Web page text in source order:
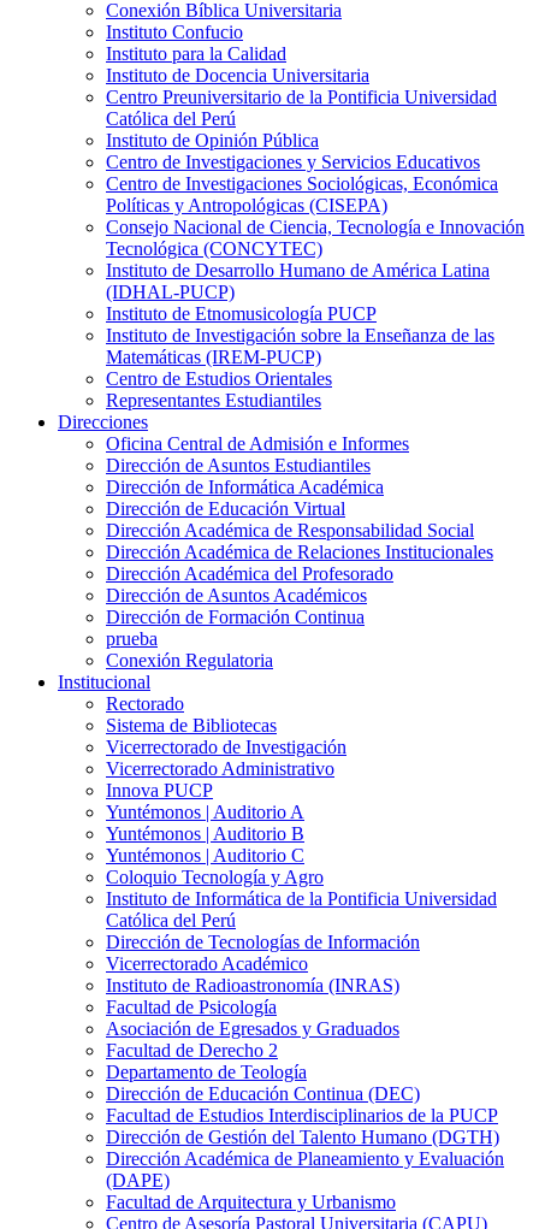
Conexión Bíblica Universitaria
Instituto Confucio
Instituto para la Calidad
Instituto de Docencia Universitaria
Centro Preuniversitario de la Pontificia Universidad
Católica del Perú
Instituto de Opinión Pública
Centro de Investigaciones y Servicios Educativos
Centro de Investigaciones Sociológicas, Económica
Políticas y Antropológicas (CISEPA)
Consejo Nacional de Ciencia, Tecnología e Innovación
Tecnológica (CONCYTEC)
Instituto de Desarrollo Humano de América Latina
(IDHAL-PUCP)
Instituto de Etnomusicología PUCP
Instituto de Investigación sobre la Enseñanza de las
Matemáticas (IREM-PUCP)
Centro de Estudios Orientales
Representantes Estudiantiles
Direcciones
Oficina Central de Admisión e Informes
Dirección de Asuntos Estudiantiles
Dirección de Informática Académica
Dirección de Educación Virtual
Dirección Académica de Responsabilidad Social
Dirección Académica de Relaciones Institucionales
Dirección Académica del Profesorado
Dirección de Asuntos Académicos
Dirección de Formación Continua
prueba
Conexión Regulatoria
Institucional
Rectorado
Sistema de Bibliotecas
Vicerrectorado de Investigación
Vicerrectorado Administrativo
Innova PUCP
Yuntémonos | Auditorio A
Yuntémonos | Auditorio B
Yuntémonos | Auditorio C
Coloquio Tecnología y Agro
Instituto de Informática de la Pontificia Universidad
Católica del Perú
Dirección de Tecnologías de Información
Vicerrectorado Académico
Instituto de Radioastronomía (INRAS)
Facultad de Psicología
Asociación de Egresados y Graduados
Facultad de Derecho 2
Departamento de Teología
Dirección de Educación Continua (DEC)
Facultad de Estudios Interdisciplinarios de la PUCP
Dirección de Gestión del Talento Humano (DGTH)
Dirección Académica de Planeamiento y Evaluación
(DAPE)
Facultad de Arquitectura y Urbanismo
Centro de Asesoría Pastoral Universitaria (CAPU)